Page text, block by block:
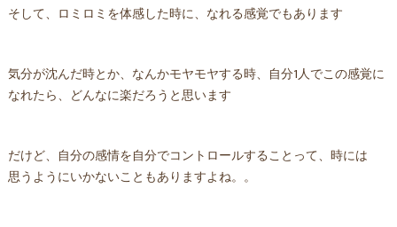
そして、ロミロミを体感した時に、なれる感覚でもあります
気分が沈んだ時とか、なんかモヤモヤする時、自分1人でこの感覚に
なれたら、どんなに楽だろうと思います
だけど、自分の感情を自分でコントロールすることって、時には
思うようにいかないこともありますよね。。